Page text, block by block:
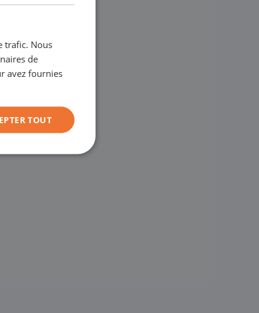
NÉERLANDAIS
GERMAN
trafic. Nous
de
avez fournies
TOUT